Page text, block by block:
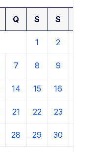
Q S S
1 2
7 8 9
14 15 16
21 22 23
28 29 30